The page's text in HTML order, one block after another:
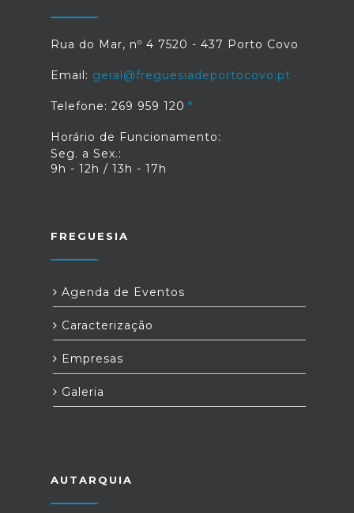
Rua do Mar, nº 4 7520 - 437 Porto Covo
Email: geral@freguesiadeportocovo.pt
Telefone: 269 959 120
Horário de Funcionamento:
Seg. a Sex.:
9h - 12h / 13h - 17h
FREGUESIA
Agenda de Eventos
Caracterização
Empresas
Galeria
AUTARQUIA